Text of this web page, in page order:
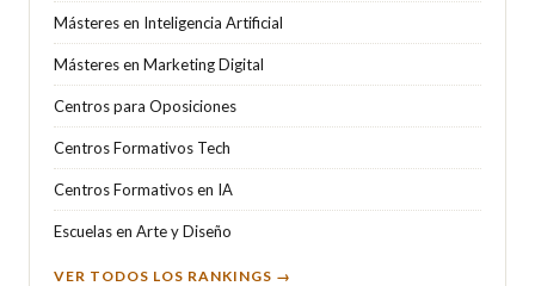
Másteres en Inteligencia Artificial
Másteres en Marketing Digital
Centros para Oposiciones
Centros Formativos Tech
Centros Formativos en IA
Escuelas en Arte y Diseño
VER TODOS LOS RANKINGS →